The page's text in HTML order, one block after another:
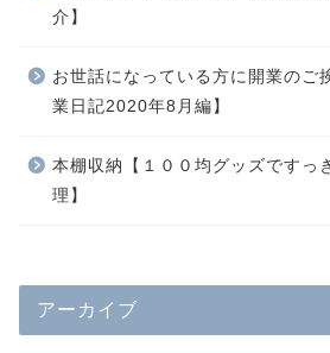
介】
お世話になっている方に開業のご
業日記2020年8月編】
本棚収納【１００均グッズですっ
理】
アーカイブ